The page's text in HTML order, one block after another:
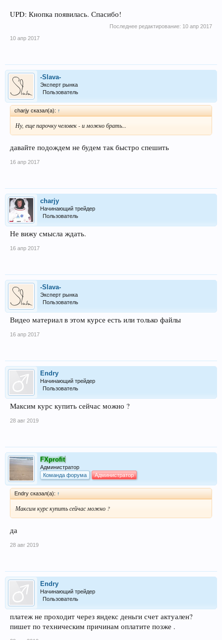
UPD: Кнопка появилась. Спасибо!
Последнее редактирование: 10 апр 2017
10 апр 2017
-Slava-
Эксперт рынка
Пользователь
charjy сказал(а): ↑
Ну, еще парочку человек - и можно брать...
давайте подождем не будем так быстро спешить
16 апр 2017
charjy
Начинающий трейдер
Пользователь
Не вижу смысла ждать.
16 апр 2017
-Slava-
Эксперт рынка
Пользователь
Видео материал в этом курсе есть или только файлы
16 апр 2017
Endry
Начинающий трейдер
Пользователь
Максим курс купить сейчас можно ?
28 авг 2019
FXprofit
Администратор
Команда форума
Администратор
Endry сказал(а): ↑
Максим курс купить сейчас можно ?
да
28 авг 2019
Endry
Начинающий трейдер
Пользователь
платеж не проходит через яндекс деньги счет актуален?
пишет по техническим причинам оплатите позже .